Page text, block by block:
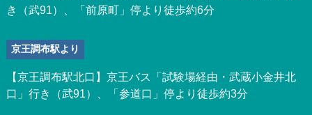
き（武91）、「前原町」停より徒歩約6分
京王調布駅より
【京王調布駅北口】京王バス「試験場経由・武蔵小金井北
口」行き（武91）、「参道口」停より徒歩約3分